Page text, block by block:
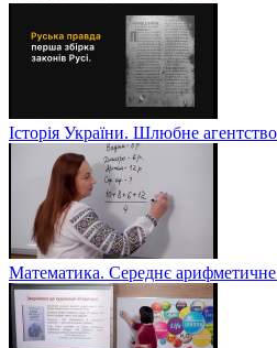
Історія України. Шлюбне
Математика. Середнє